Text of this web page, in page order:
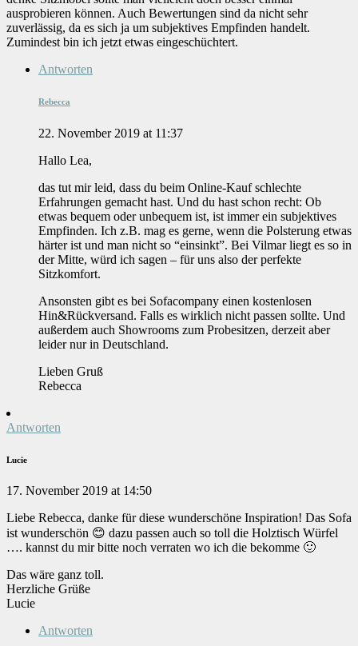
ausprobieren können. Auch Bewertungen sind da nicht sehr
zuverlässig, da es sich ja um subjektives Empfinden handelt.
Zumindest bin ich jetzt etwas eingeschüchtert.
Antworten
Rebecca
22. November 2019 at 11:37
Hallo Lea,
das tut mir leid, dass du beim Online-Kauf schlechte
Erfahrungen gemacht hast. Und du hast schon recht: Ob
etwas bequem oder unbequem ist, ist immer ein subjektives
Empfinden. Ich z.B. mag es gerne, wenn die Polsterung etwas
härter ist und man nicht so “einsinkt”. Bei Vilmar liegt es so in
der Mitte, würd ich sagen – für uns also der perfekte
Sitzkomfort.
Ansonsten gibt es bei Sofacompany einen kostenlosen
Hin&Rückversand. Falls es wirklich nicht passen sollte. Und
außerdem auch Showrooms zum Probesitzen, derzeit aber
leider nur in Deutschland.
Lieben Gruß
Rebecca
Antworten
Lucie
17. November 2019 at 14:50
Liebe Rebecca, danke für diese wunderschöne Inspiration! Das Sofa
ist wunderschön 😊 dazu passen auch so toll die Holztisch Würfel
…. kannst du mir bitte noch verraten wo ich die bekomme 🙂
Das wäre ganz toll.
Herzliche Grüße
Lucie
Antworten